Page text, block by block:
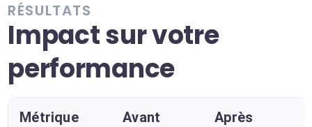
RÉSULTATS
Impact sur votre
performance
Métrique Avant Après